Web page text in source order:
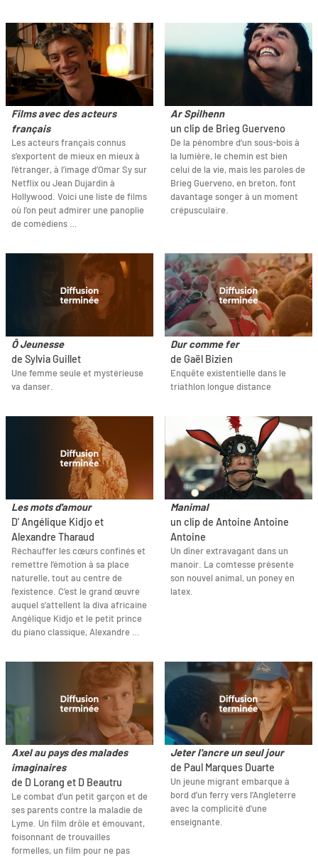
Films avec des acteurs
français
Les acteurs français connus
s’exportent de mieux en mieux à
l’étranger, à l’image d’Omar Sy sur
Netflix ou Jean Dujardin à
Hollywood. Voici une liste de films
où l’on peut admirer une panoplie
de comédiens …
Ar Spilhenn
un clip de Brieg Guerveno
De la pénombre d’un sous-bois à
la lumière, le chemin est bien
celui de la vie, mais les paroles de
Brieg Guerveno, en breton, font
davantage songer à un moment
crépusculaire.
Ô Jeunesse
de Sylvia Guillet
Une femme seule et mystérieuse
va danser.
Dur comme fer
de Gaël Bizien
Enquête existentielle dans le
triathlon longue distance
Les mots d'amour
D' Angélique Kidjo et
Alexandre Tharaud
Réchauffer les cœurs confinés et
remettre l’émotion à sa place
naturelle, tout au centre de
l’existence. C’est le grand œuvre
auquel s’attellent la diva africaine
Angélique Kidjo et le petit prince
du piano classique, Alexandre …
Manimal
un clip de Antoine Antoine
Antoine
Un dîner extravagant dans un
manoir. La comtesse présente
son nouvel animal, un poney en
latex.
Axel au pays des malades
imaginaires
de D Lorang et D Beautru
Le combat d’un petit garçon et de
ses parents contre la maladie de
Lyme. Un film drôle et émouvant,
foisonnant de trouvailles
formelles, un film pour ne pas
Jeter l'ancre un seul jour
de Paul Marques Duarte
Un jeune migrant embarque à
bord d’un ferry vers l’Angleterre
avec la complicité d'une
enseignante.